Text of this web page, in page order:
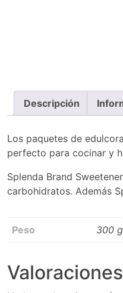
Descripción
Los paquetes de
perfecto para cocinar y
Splenda Brand
carbohidratos. Además
Peso 300 g
Valoraciones